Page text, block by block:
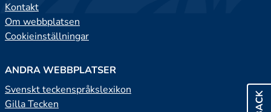
Kontakt
Om webbplatsen
Cookieinställningar
ANDRA WEBBPLATSER
Svenskt teckenspråkslexikon
Gilla Tecken